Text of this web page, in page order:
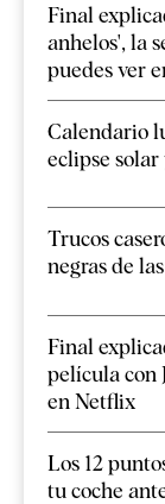
Final
anhelos', la
puedes ver
Calendario
eclipse solar
Trucos
negras de
Final
película con
en Netflix
Los 12
tu coche